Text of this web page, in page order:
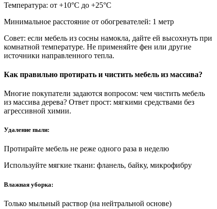
Температура: от +10°С до +25°С
Минимальное расстояние от обогревателей: 1 метр
Совет: если мебель из сосны намокла, дайте ей высохнуть при
комнатной температуре. Не применяйте фен или другие
источники направленного тепла.
Как правильно протирать и чистить мебель из массива?
Многие покупатели задаются вопросом: чем чистить мебель
из массива дерева? Ответ прост: мягкими средствами без
агрессивной химии.
Удаление пыли:
Протирайте мебель не реже одного раза в неделю
Используйте мягкие ткани: фланель, байку, микрофибру
Влажная уборка:
Только мыльный раствор (на нейтральной основе)